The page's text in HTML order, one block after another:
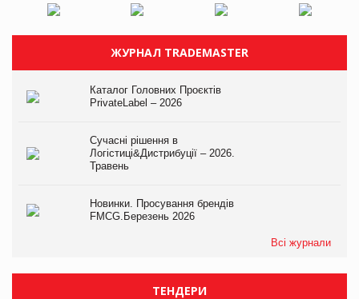
ЖУРНАЛ TRADEMASTER
Каталог Головних Проєктів
PrivateLabel – 2026
Сучасні рішення в
Логістиці&Дистрибуції – 2026.
Травень
Новинки. Просування брендів
FMCG.Березень 2026
Всі журнали
ТЕНДЕРИ